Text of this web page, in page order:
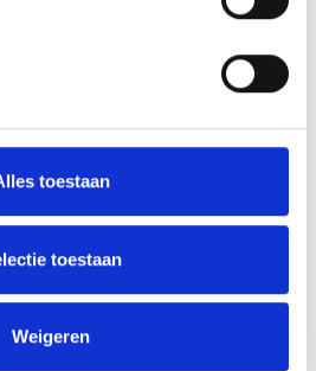
toestaan
toestaan
Weigeren
geslaagd!
WINST DOOR EEN MINUUT GASGEVEN